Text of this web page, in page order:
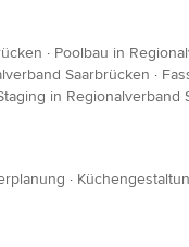
· Poolbau in
Saarbrücken ·
in Regionalverband
·